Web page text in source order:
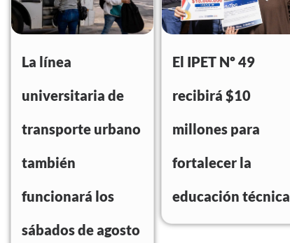
La línea
universitaria de
transporte urbano
también
funcionará los
sábados de agosto
El IPET Nº 49
recibirá $10
millones para
fortalecer la
educación técnica